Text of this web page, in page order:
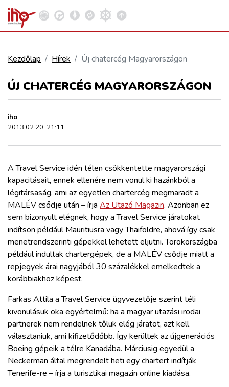
VASÚT
KÖZLEKEDÉSFEJLESZTÉS
ELLÁTÁSI LÁNC
ZÖLDÚT
HAJÓZÁS
ARCHÍVUM
WEBSHOP
Kezdőlap Hírek Új chatercég Magyarországon
ÚJ CHATERCÉG MAGYARORSZÁGON
iho
2013.02.20. 21:11
A Travel Service idén télen csökkentette magyarországi
kapacitásait, ennek ellenére nem vonul ki hazánkból a
légitársaság, ami az egyetlen chartercég megmaradt a
MALÉV csődje után – írja Az Utazó Magazin. Azonban ez
sem bizonyult elégnek, hogy a Travel Service járatokat
indítson például Mauritiusra vagy Thaiföldre, ahová így csak
menetrendszerinti gépekkel lehetett eljutni. Törökországba
például indultak chartergépek, de a MALÉV csődje miatt a
repjegyek árai nagyjából 30 százalékkel emelkedtek a
korábbiakhoz képest.
Farkas Attila a Travel Service ügyvezetője szerint téli
kivonulásuk oka egyértelmű: ha a magyar utazási irodai
partnerek nem rendelnek tőlük elég járatot, azt kell
választaniuk, ami kifizetődőbb. Így kerültek az újgenerációs
Boeing gépeik a télre Kanadába. Márciusig egyedül a
Neckerman által megrendelt heti egy chartert indítják
Tenerife-re – írja a turisztikai magazin online kiadása.